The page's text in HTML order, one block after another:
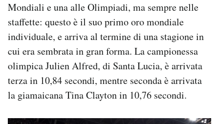
Mondiali e una alle Olimpiadi, ma sempre nelle
staffette: questo è il suo primo oro mondiale
individuale, e arriva al termine di una stagione in
cui era sembrata in gran forma. La campionessa
olimpica Julien Alfred, di Santa Lucia, è arrivata
terza in 10,84 secondi, mentre seconda è arrivata
la giamaicana Tina Clayton in 10,76 secondi.